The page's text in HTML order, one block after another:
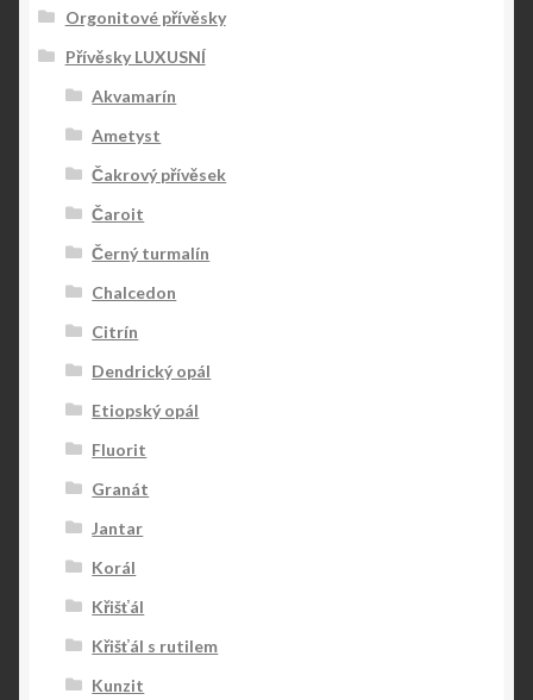
Orgonitové přívěsky
Přívěsky LUXUSNÍ
Akvamarín
Ametyst
Čakrový přívěsek
Čaroit
Černý turmalín
Chalcedon
Citrín
Dendrický opál
Etiopský opál
Fluorit
Granát
Jantar
Korál
Křišťál
Křišťál s rutilem
Kunzit